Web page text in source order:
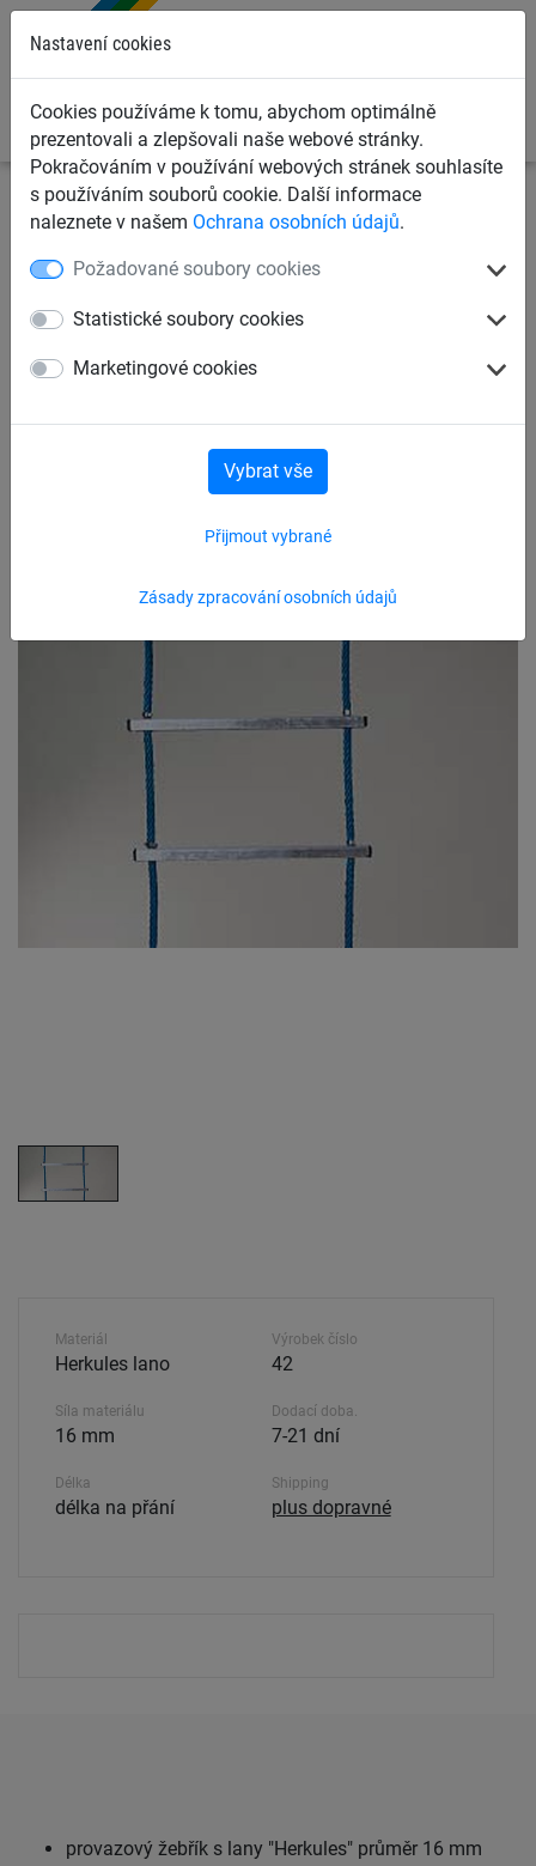
Nastavení cookies
Cookies používáme k tomu, abychom optimálně
prezentovali a zlepšovali naše webové stránky.
Pokračováním v používání webových stránek souhlasíte
s používáním souborů cookie. Další informace
naleznete v našem Ochrana osobních údajů.
Požadované soubory cookies
Statistické soubory cookies
Marketingové cookies
Zásady zpracování osobních údajů
Přijmout vybrané
Vybrat vše
Ochranné sítě a plachty
Ocelové sítě a provazové žebříky
Provazový žebřík s lany
"Herkules", příčky hliník
Materiál
Herkules lano
Síla materiálu
16 mm
Délka
délka na přání
Výrobek číslo
42
Dodací doba.
7-21 dní
Shipping
plus dopravné
provazový žebřík s lany "Herkules" průměr 16 mm